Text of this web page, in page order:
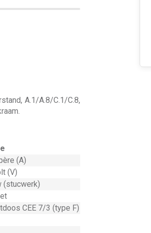
A.1/A.8/C.1/C.8,
(A)
(V)
(stucwerk)
CEE 7/3 (type F)